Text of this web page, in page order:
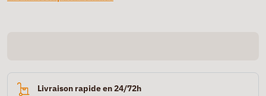
Livraison rapide en 24/72h